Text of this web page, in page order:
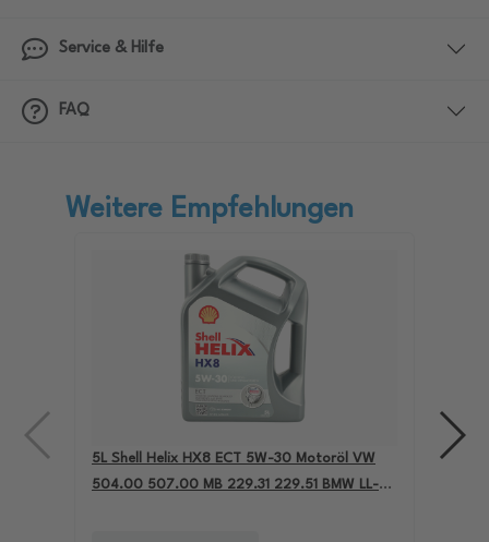
Service & Hilfe
FAQ
Weitere Empfehlungen
5L Shell Helix HX8 ECT 5W-30 Motoröl VW
504.00 507.00 MB 229.31 229.51 BMW LL-04